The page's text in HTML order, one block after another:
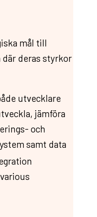
mål till
deras styrkor
utvecklare
jämföra
och
samt data